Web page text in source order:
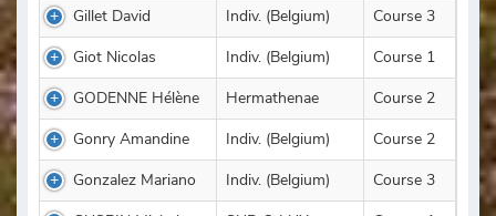
Gillet David
Indiv. (Belgium)
Course 3
Giot Nicolas
Indiv. (Belgium)
Course 1
GODENNE Hélène
Hermathenae
Course 2
Gonry Amandine
Indiv. (Belgium)
Course 2
Gonzalez Mariano
Indiv. (Belgium)
Course 3